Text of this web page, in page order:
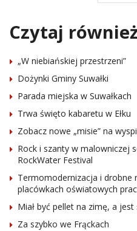
Czytaj
„W niebiańskiej przestrzeni”
Dożynki Gminy Suwałki
Parada miejska w Suwałkach
Trwa święto kabaretu w Ełku
Zobacz nowe „misie” na
Rock i szanty w malowniczej
RockWater Festival
Termomodernizacja i drobne
placówkach oświatowych
Miał być pellet na zimę, a
Za szybko we Frąckach